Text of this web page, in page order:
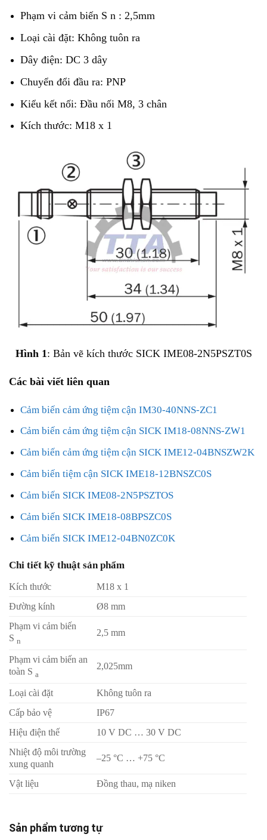
Phạm vi cảm biến S n : 2,5mm
Loại cài đặt: Không tuôn ra
Dây điện: DC 3 dây
Chuyển đổi đầu ra: PNP
Kiểu kết nối: Đầu nối M8, 3 chân
Kích thước: M18 x 1
Hình 1 : Bản vẽ kích thước SICK IME08-2N5PSZT0S
Các bài viết liên quan
Cảm biến cảm ứng tiệm cận IM30-40NNS-ZC1
Cảm biến cảm ứng tiệm cận SICK IM18-08NNS-ZW1
Cảm biến cảm ứng tiệm cận SICK IME12-04BNSZW2K
Cảm biến tiệm cận SICK IME18-12BNSZC0S
Cảm biến SICK IME08-2N5PSZTOS
Cảm biến SICK IME18-08BPSZC0S
Cảm biến SICK IME12-04BN0ZC0K
Chi tiết kỹ thuật sản phẩm
Kích thước
M18 x 1
Đường kính
Ø8 mm
Phạm vi cảm biến
S n
2,5 mm
Phạm vi cảm biến an
toàn S a
2,025mm
Loại cài đặt
Không tuôn ra
Cấp bảo vệ
IP67
Hiệu điện thế
10 V DC … 30 V DC
Nhiệt độ môi trường
xung quanh
–25 °C … +75 °C
Vật liệu Đồng thau, mạ niken
Sản phẩm tương tự